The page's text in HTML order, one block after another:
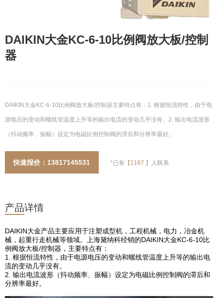
DAIKIN大金KC-6-10比例阀放大板/控制
器
DAIKIN大金KC-6-10比例阀放大板/控制器主要特点有：1. 根据恒流特性，由于电
源电压的变动和螺线管温度上升等的输出电流的变动几乎没有。2. 输出电流波形
（抖动频率、振幅）设定为电磁比例控制阀的滞后和分辨率最好。
快速报价：13817145531 *已有【 1187 】 人联系
产品详情
DAIKIN大金产品主要应用于注塑成型机，工程机械，电力，冶金机
械，起重行走机械等领域。上海黛纳科经销的DAIKIN大金KC-6-10比
例阀放大板/控制器，主要特点有：
1. 根据恒流特性，由于电源电压的变动和螺线管温度上升等的输出电
流的变动几乎没有。
2. 输出电流波形（抖动频率、振幅）设定为电磁比例控制阀的滞后和
分辨率最好。